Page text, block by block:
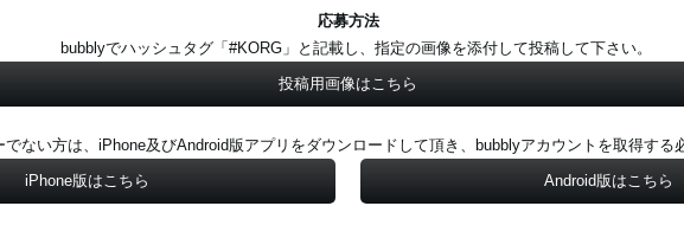
応募方法
bubblyでハッシュタグ「#KORG」と記載し、指定の画像を添付して投稿して下さい。
投稿用画像はこちら
でない方は、iPhone及びAndroid版アプリをダウンロードして頂き、bubblyアカウントを取得する
iPhone版はこちら
Android版はこちら